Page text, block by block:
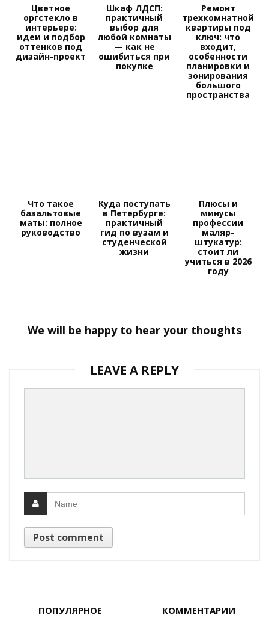
Цветное
оргстекло в
интерьере:
идеи и подбор
оттенков под
дизайн-проект
Шкаф ЛДСП:
практичный
выбор для
любой комнаты
— как не
ошибиться при
покупке
Ремонт
трехкомнатной
квартиры под
ключ: что
входит,
особенности
планировки и
зонирования
большого
пространства
Что такое
базальтовые
маты: полное
руководство
Куда поступать
в Петербурге:
практичный
гид по вузам и
студенческой
жизни
Плюсы и
минусы
профессии
маляр-
штукатур:
стоит ли
учиться в 2026
году
We will be happy to hear your thoughts
LEAVE A REPLY
ПОПУЛЯРНОЕ КОММЕНТАРИИ